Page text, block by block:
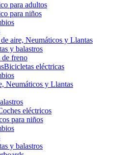
para adultos
para niños
aire, Neumáticos y Llantas
y balastros
de freno
Bicicletas eléctricas
Neumáticos y Llantas
eléctricos
para niños
y balastros